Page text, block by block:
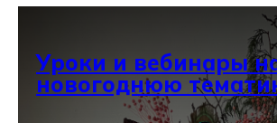
Уроки и вебинары
новогоднюю